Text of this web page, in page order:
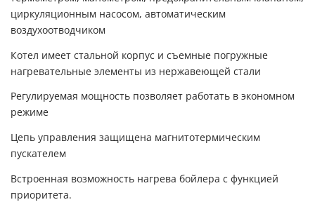
циркуляционным насосом, автоматическим
воздухоотводчиком
Котел имеет стальной корпус и съемные погружные
нагревательные элементы из нержавеющей стали
Регулируемая мощность позволяет работать в экономном
режиме
Цепь управления защищена магнитотермическим
пускателем
Встроенная возможность нагрева бойлера с функцией
приоритета.